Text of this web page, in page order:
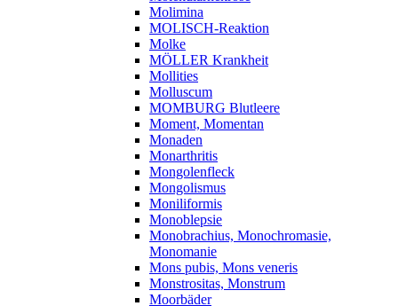
Molimina
MOLISCH-Reaktion
Molke
MÖLLER Krankheit
Mollities
Molluscum
MOMBURG Blutleere
Moment, Momentan
Monaden
Monarthritis
Mongolenfleck
Mongolismus
Moniliformis
Monoblepsie
Monobrachius, Monochromasie,
Monomanie
Mons pubis, Mons veneris
Monstrositas, Monstrum
Moorbäder